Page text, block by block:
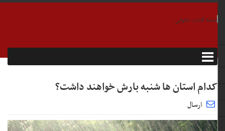
کدام استان ها شنبه بارش خواهند داشت؟
ارسال